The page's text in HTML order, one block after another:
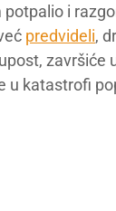
i
predvideli,
katastrofi